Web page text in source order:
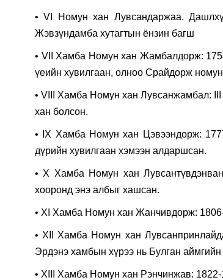
• VI Номун хан Лувсандаржаа.
Жэвзүндамба хутагтын ёнзин багш
• VII Хамба Номун хан Жамбалдорж:
үеийн хувилгаан, олноо Срайдорж
• VIII Хамба Номун хан Лувсанжамбал:
хан болсон.
• IX Хамба Номун хан Цэвээндорж:
дүрийн хувилгаан хэмээн алдаршсан.
• Х Хамба Номун хан
хооронд энэ албыг хашсан.
• XI Хамба Номун хан Жанчивдорж:
• XII Хамба Номун хан
Эрдэнэ хамбын хүрээ нь Булган
• XIII Хамба Номун хан Рэнчинжав: